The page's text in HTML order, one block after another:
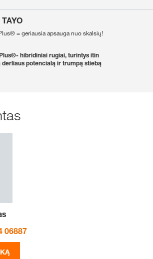
= geriausia apsauga nuo skalsių!
hibridiniai rugiai, turintys itin
derliaus potencialą ir trumpą stiebą
06887